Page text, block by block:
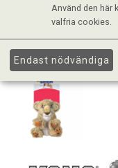
Använd den här
valfria cookies.
Endast nödvändiga